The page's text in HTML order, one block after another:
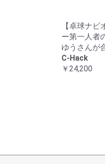
【卓球ナ
ー第一人者
ゆうさんが
C-Hack
￥24,200